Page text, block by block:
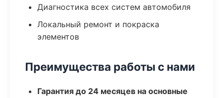
Диагностика всех систем автомобиля
Локальный ремонт и покраска
элементов
Преимущества работы с нами
Гарантия до 24 месяцев на основные